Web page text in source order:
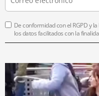
De conformidad con el RGPD y la
los datos facilitados con la